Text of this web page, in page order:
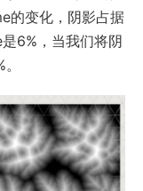
的变化，阴影占据
6%，当我们将阴